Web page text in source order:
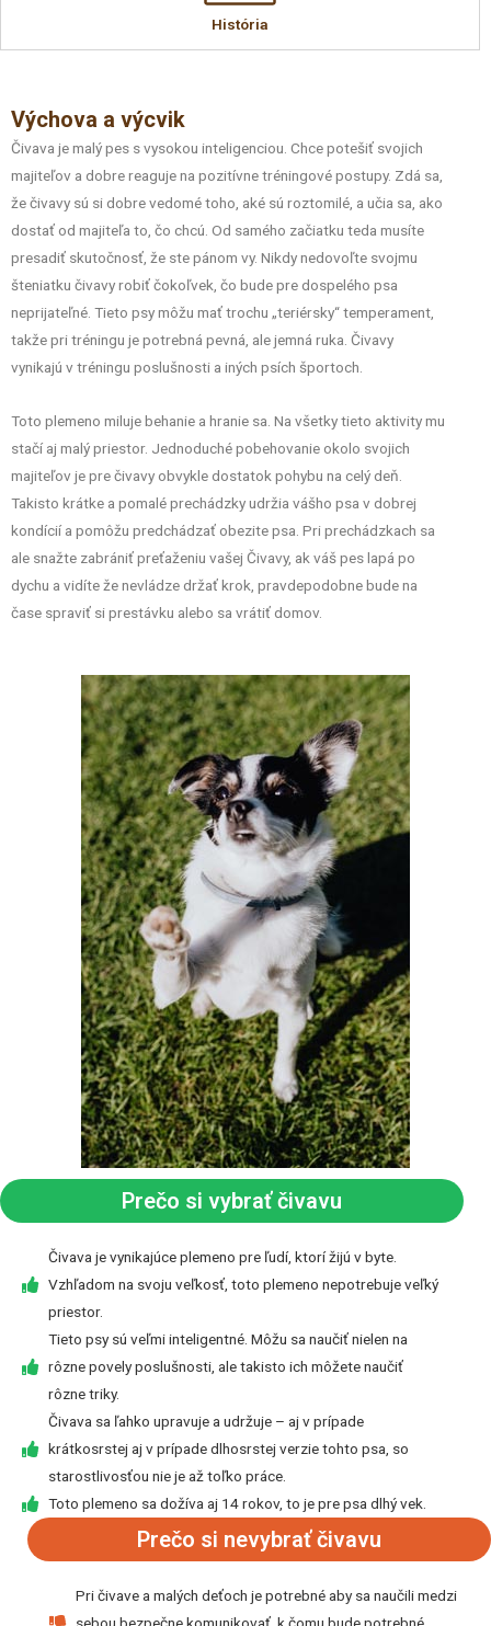
História
Výchova a výcvik
Čivava je malý pes s vysokou inteligenciou. Chce potešiť svojich
majiteľov a dobre reaguje na pozitívne tréningové postupy. Zdá sa,
že čivavy sú si dobre vedomé toho, aké sú roztomilé, a učia sa, ako
dostať od majiteľa to, čo chcú. Od samého začiatku teda musíte
presadiť skutočnosť, že ste pánom vy. Nikdy nedovoľte svojmu
šteniatku čivavy robiť čokoľvek, čo bude pre dospelého psa
neprijateľné. Tieto psy môžu mať trochu „teriérsky“ temperament,
takže pri tréningu je potrebná pevná, ale jemná ruka. Čivavy
vynikajú v tréningu poslušnosti a iných psích športoch.
Toto plemeno miluje behanie a hranie sa. Na všetky tieto aktivity mu
stačí aj malý priestor. Jednoduché pobehovanie okolo svojich
majiteľov je pre čivavy obvykle dostatok pohybu na celý deň.
Takisto krátke a pomalé prechádzky udržia vášho psa v dobrej
kondícií a pomôžu predchádzať obezite psa. Pri prechádzkach sa
ale snažte zabrániť preťaženiu vašej Čivavy, ak váš pes lapá po
dychu a vidíte že nevládze držať krok, pravdepodobne bude na
čase spraviť si prestávku alebo sa vrátiť domov.
Prečo si vybrať čivavu
Čivava je vynikajúce plemeno pre ľudí, ktorí žijú v byte.
Vzhľadom na svoju veľkosť, toto plemeno nepotrebuje veľký
priestor.
Tieto psy sú veľmi inteligentné. Môžu sa naučiť nielen na
rôzne povely poslušnosti, ale takisto ich môžete naučiť
rôzne triky.
Čivava sa ľahko upravuje a udržuje – aj v prípade
krátkosrstej aj v prípade dlhosrstej verzie tohto psa, so
starostlivosťou nie je až toľko práce.
Toto plemeno sa dožíva aj 14 rokov, to je pre psa dlhý vek.
Prečo si nevybrať čivavu
Pri čivave a malých deťoch je potrebné aby sa naučili medzi
sebou bezpečne komunikovať, k čomu bude potrebné